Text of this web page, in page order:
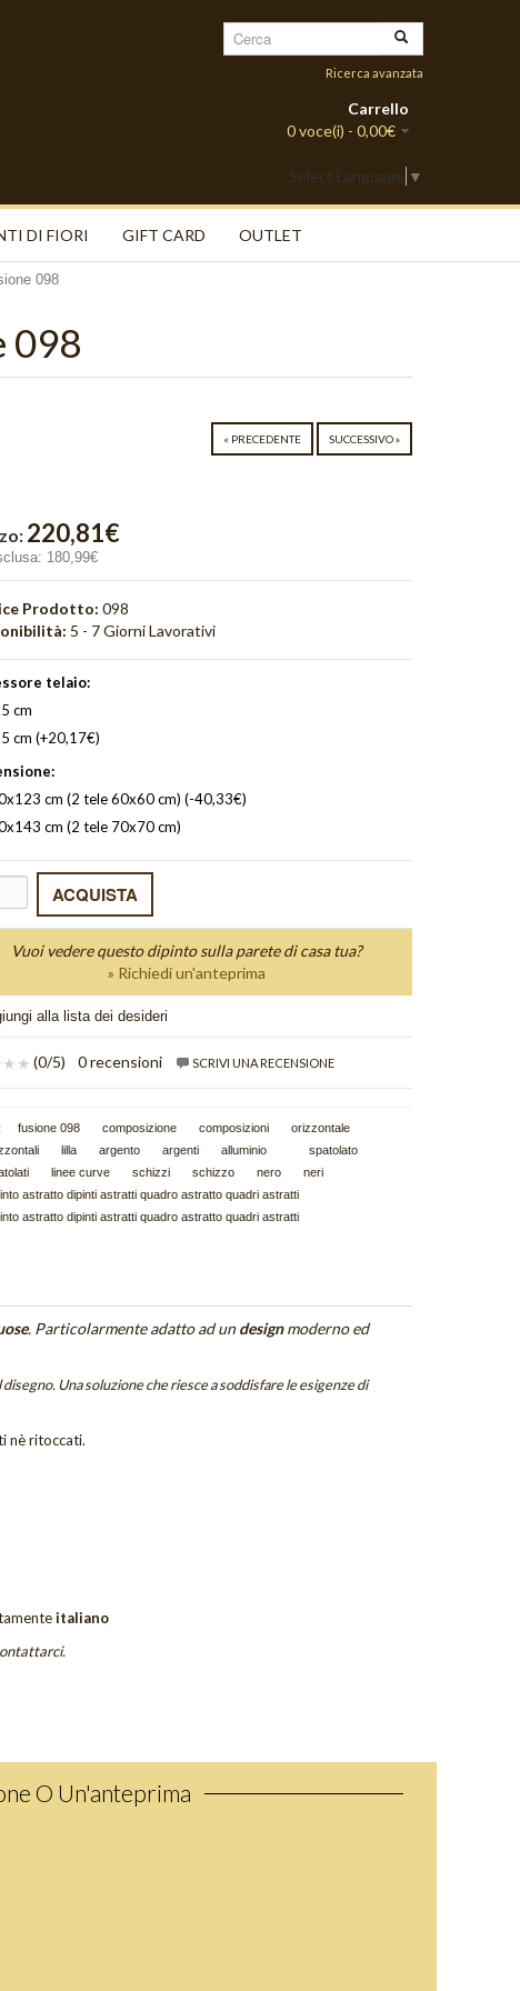
Ricerca avanzata
Carrello
0 voce(i) - 0,00€
Select Language ▼
DI FIORI GIFT CARD OUTLET
098
098
« PRECEDENTE SUCCESSIVO »
220,81€
180,99€
Prodotto: 098
5 - 7 Giorni Lavorativi
telaio:
cm
cm (+20,17€)
cm (2 tele 60x60 cm) (-40,33€)
cm (2 tele 70x70 cm)
Vuoi vedere questo dipinto sulla parete di casa tua?
» Richiedi un'anteprima
alla lista dei desideri
(0/5) 0 recensioni SCRIVI UNA RECENSIONE
fusione 098 composizione composizioni
orizzontale
lilla argento argenti alluminio
spatolato
linee curve schizzi schizzo nero
neri
astratto dipinti astratti quadro astratto quadri astratti
astratto dipinti astratti quadro astratto quadri astratti
. Particolarmente adatto ad undesignmoderno ed
Una soluzione che riesce a soddisfare le esigenze di
nè ritoccati.
italiano
O Un'anteprima